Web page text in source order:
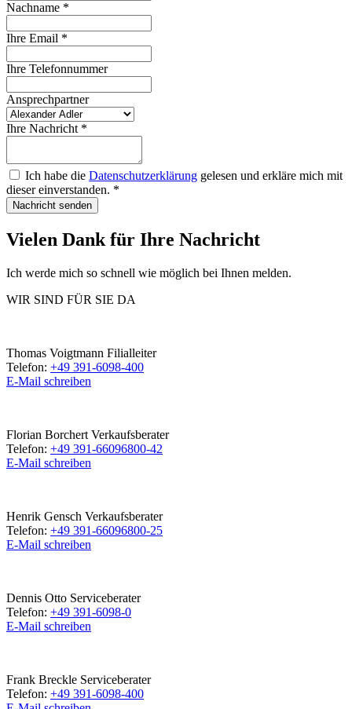
Nachname *
Ihre Email *
Ihre Telefonnummer
Ansprechpartner
Ihre Nachricht *
Ich habe die Datenschutzerklärung gelesen und erkläre mich mit
dieser einverstanden. *
Nachricht senden
Vielen Dank für Ihre Nachricht
Ich werde mich so schnell wie möglich bei Ihnen melden.
WIR SIND FÜR SIE DA
Thomas Voigtmann Filialleiter
Telefon: +49 391-6098-400
E-Mail schreiben
Florian Borchert Verkaufsberater
Telefon: +49 391-66096800-42
E-Mail schreiben
Henrik Gensch Verkaufsberater
Telefon: +49 391-66096800-25
E-Mail schreiben
Dennis Otto Serviceberater
Telefon: +49 391-6098-0
E-Mail schreiben
Frank Breckle Serviceberater
Telefon: +49 391-6098-400